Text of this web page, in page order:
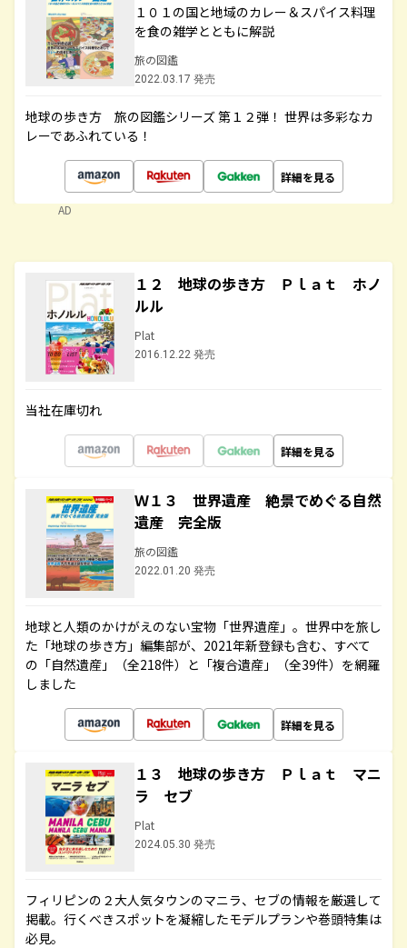
１０１の国と地域のカレー＆スパイス料理
を食の雑学とともに解説
旅の図鑑
2022.03.17 発売
地球の歩き方 旅の図鑑シリーズ 第１２弾！ 世界は多彩なカ
レーであふれている！
詳細を見る
AD
１２ 地球の歩き方 Ｐｌａｔ ホノ
ルル
Plat
2016.12.22 発売
当社在庫切れ
詳細を見る
Ｗ１３ 世界遺産 絶景でめぐる自然
遺産 完全版
旅の図鑑
2022.01.20 発売
地球と人類のかけがえのない宝物「世界遺産」。世界中を旅し
た「地球の歩き方」編集部が、2021年新登録も含む、すべて
の「自然遺産」（全218件）と「複合遺産」（全39件）を網羅
しました
詳細を見る
１３ 地球の歩き方 Ｐｌａｔ マニ
ラ セブ
Plat
2024.05.30 発売
フィリピンの２大人気タウンのマニラ、セブの情報を厳選して
掲載。行くべきスポットを凝縮したモデルプランや巻頭特集は
必見。